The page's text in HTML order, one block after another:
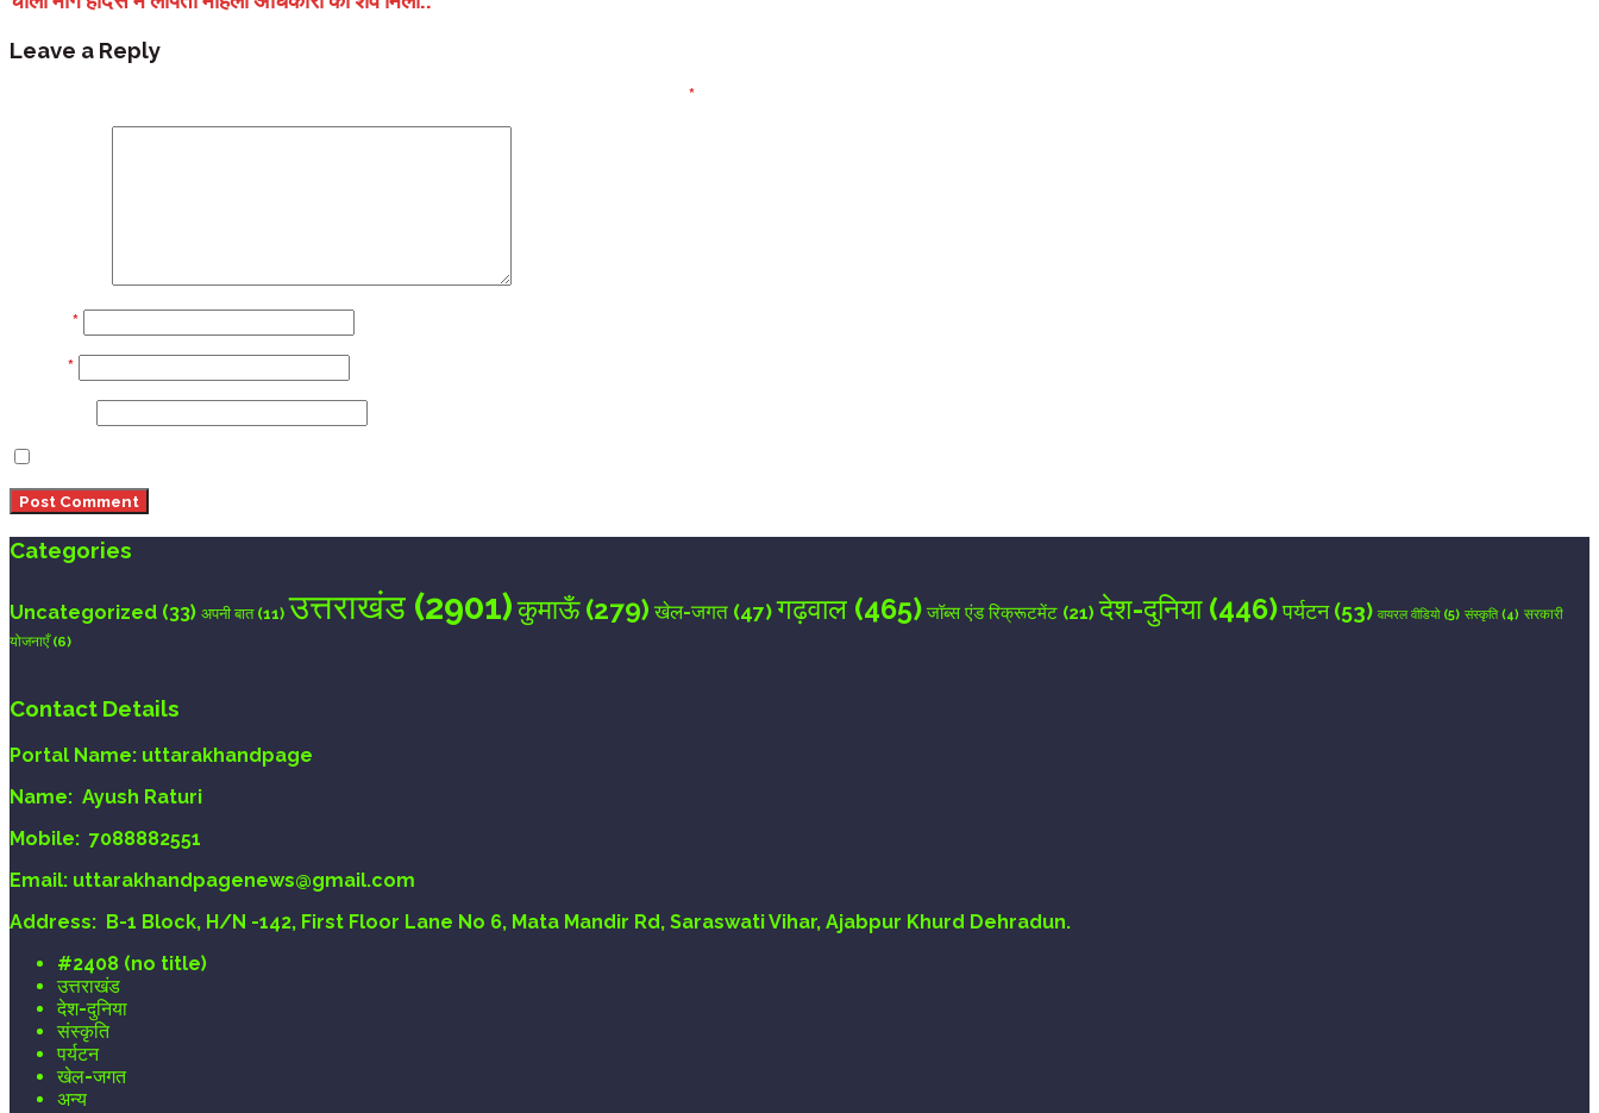
Leave a Reply
*
*
*
Categories
Uncategorized (33) अपनी बात(11) उत्तराखंड (2901)कुमाऊँ(279) खेल-जगत (47) गढ़वाल (465) जॉब्स एंड रिक्रूटमेंट (21) देश-दुनिया(446)पर्यटन(53) वायरल वीडियो(5) संस्कृति(4) सरकारी
योजनाएँ(6)
Contact Details
Portal Name: uttarakhandpage
Name: Ayush Raturi
Mobile: 7088882551
Email: uttarakhandpagenews@gmail.com
Address: B-1 Block, H/N -142, First Floor Lane No 6, Mata Mandir Rd, Saraswati Vihar, Ajabpur Khurd Dehradun.
#2408 (no title)
उत्तराखंड
देश-दुनिया
संस्कृति
पर्यटन
खेल-जगत
अन्य